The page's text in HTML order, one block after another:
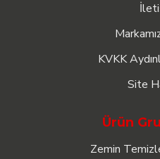
KVKK
Site
Ürün
Zemin